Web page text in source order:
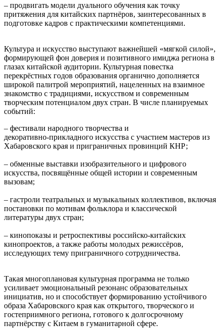
– продвигать модели дуального обучения как точку
притяжения для китайских партнёров, заинтересованных в
подготовке кадров с практическими компетенциями.
Культура и искусство выступают важнейшей «мягкой силой»,
формирующей фон доверия и позитивного имиджа региона в
глазах китайской аудитории. Культурная повестка
перекрёстных годов образования органично дополняется
широкой палитрой мероприятий, нацеленных на взаимное
знакомство с традициями, искусством и современным
творческим потенциалом двух стран. В числе планируемых
событий:
– фестивали народного творчества и
декоративно‑прикладного искусства с участием мастеров из
Хабаровского края и приграничных провинций КНР;
– обменные выставки изобразительного и цифрового
искусства, посвящённые общей истории и современным
вызовам;
– гастроли театральных и музыкальных коллективов, включая
постановки по мотивам фольклора и классической
литературы двух стран;
– кинопоказы и ретроспективы российско‑китайских
кинопроектов, а также работы молодых режиссёров,
исследующих тему приграничного сотрудничества.
Такая многоплановая культурная программа не только
усиливает эмоциональный резонанс образовательных
инициатив, но и способствует формированию устойчивого
образа Хабаровского края как открытого, творческого и
гостеприимного региона, готового к долгосрочному
партнёрству с Китаем в гуманитарной сфере.